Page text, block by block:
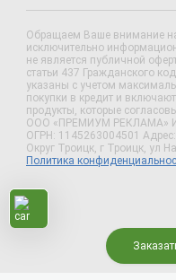
Обращаем Ваше внимание
исключительно
не является публичной
статьи 437 Гражданского
указаны с учетом
покупки в кредит и
продукты, которые
ООО «ПРЕМИУМ РЕКЛАМА»
ОГРН: 1145263004501 Адрес:
Округ Троицк, г Троицк, ул
Политика